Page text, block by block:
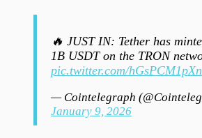
🔥 JUST IN: Tether has
1B USDT on the TRON
pic.twitter.com/hGsPCM1pXn
— Cointelegraph
January 9, 2026